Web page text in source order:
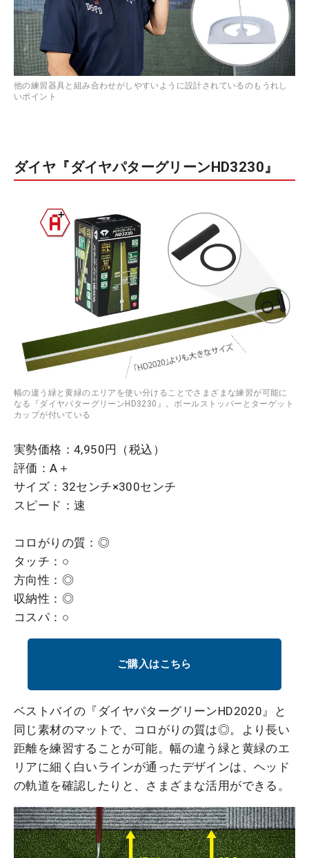
他の練習器具と組み合わせがしやすいように設計されているのもうれし
いポイント
ダイヤ『ダイヤパターグリーンHD3230』
幅の違う緑と黄緑のエリアを使い分けることでさまざまな練習が可能に
なる『ダイヤパターグリーンHD3230』。ボールストッパーとターゲット
カップが付いている
実勢価格：4,950円（税込）
評価：A＋
サイズ：32センチ×300センチ
スピード：速
コロがりの質：◎
タッチ：○
方向性：◎
収納性：◎
コスパ：○
ご購入はこちら
ベストバイの『ダイヤパターグリーンHD2020』と
同じ素材のマットで、コロがりの質は◎。より長い
距離を練習することが可能。幅の違う緑と黄緑のエ
リアに細く白いラインが通ったデザインは、ヘッド
の軌道を確認したりと、さまざまな活用ができる。